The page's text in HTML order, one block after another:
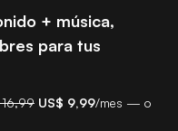
+ música,
para tus
US$ 9,99/mes — o